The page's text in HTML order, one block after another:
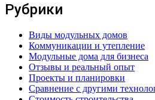
Рубрики
Виды модульных домов
Коммуникации и утепление
Модульные дома для бизнеса
Отзывы и реальный опыт
Проекты и планировки
Сравнение с другими